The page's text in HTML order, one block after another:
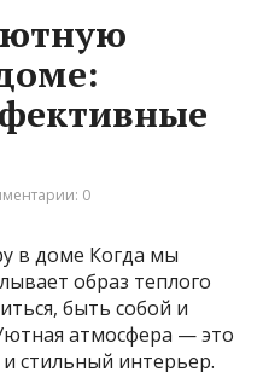
0
в доме Когда мы
образ теплого
быть собой и
атмосфера — это
стильный интерьер.